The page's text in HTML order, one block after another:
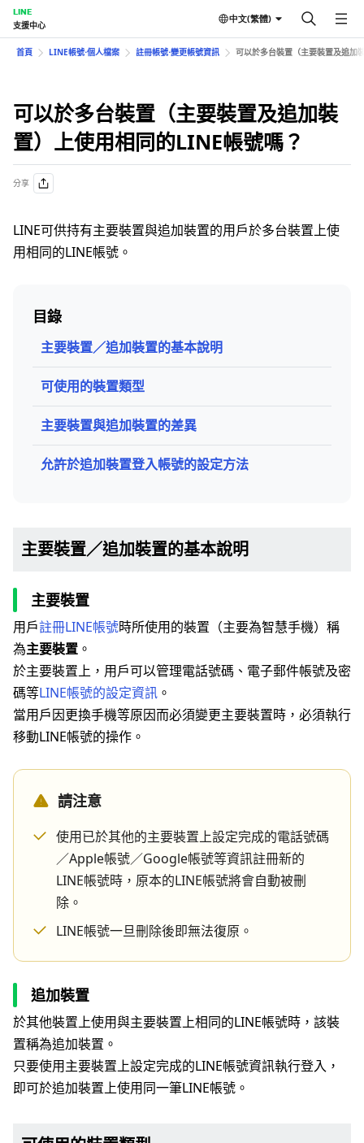
LINE
支援中心
中文(繁體)
首頁 LINE帳號⋅個人檔案 註冊帳號⋅變更帳號資訊 可以於多台裝置（主要裝置及追加
可以於多台裝置（主要裝置及追加裝
置）上使用相同的LINE帳號嗎？
分享
LINE可供持有主要裝置與追加裝置的用戶於多台裝置上使
用相同的LINE帳號。
目錄
主要裝置／追加裝置的基本說明
可使用的裝置類型
主要裝置與追加裝置的差異
允許於追加裝置登入帳號的設定方法
主要裝置／追加裝置的基本說明
主要裝置
用戶註冊LINE帳號時所使用的裝置（主要為智慧手機）稱
為主要裝置 。
於主要裝置上，用戶可以管理電話號碼、電子郵件帳號及密
碼等LINE帳號的設定資訊 。
當用戶因更換手機等原因而必須變更主要裝置時，必須執行
移動LINE帳號的操作。
請注意
使用已於其他的主要裝置上設定完成的電話號碼
／Apple帳號／Google帳號等資訊註冊新的
LINE帳號時，原本的LINE帳號將會自動被刪
除。
LINE帳號一旦刪除後即無法復原。
追加裝置
於其他裝置上使用與主要裝置上相同的LINE帳號時，該裝
置稱為追加裝置。
只要使用主要裝置上設定完成的LINE帳號資訊執行登入，
即可於追加裝置上使用同一筆LINE帳號。